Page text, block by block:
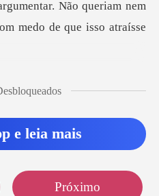
Não queriam nem
e leia mais
Próximo